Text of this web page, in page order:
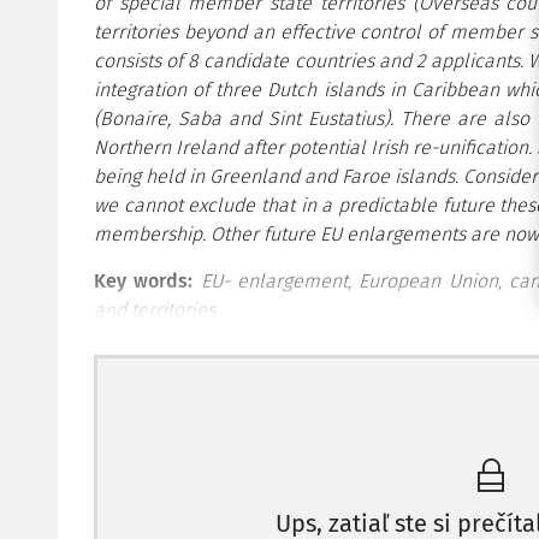
territories beyond an effective control of member
consists of 8 candidate countries and 2 applicants.
integration of three Dutch islands in Caribbean
(Bonaire, Saba and Sint Eustatius). There are
Northern Ireland after potential Irish re-unification.
being held in Greenland and Faroe islands.
we cannot exclude that in a predictable future
membership. Other future EU enlargements are
Key words: EU- enlargement, European Union,
and territories
Európska únia (resp. jej predchodcovia ako
rozšírení: 1973, 1981, 1986, 1990, 1995, 2004,
rozšíreniami napomohla sociálno-
Ups, zatiaľ ste si